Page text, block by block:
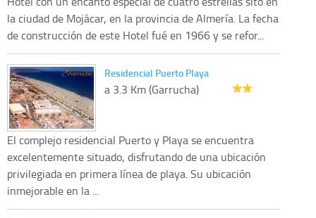
la ciudad de Mojácar, en la provincia de Almería. La fecha
de construcción de este Hotel fué en 1966 y se refor...
Residencial Puerto Playa
a 3.3 Km (Garrucha)
El complejo residencial Puerto y Playa se encuentra
excelentemente situado, disfrutando de una ubicación
privilegiada en primera línea de playa. Su ubicación
inmejorable en la ...